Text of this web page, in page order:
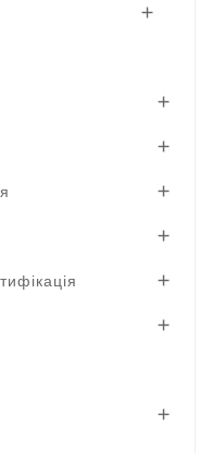







